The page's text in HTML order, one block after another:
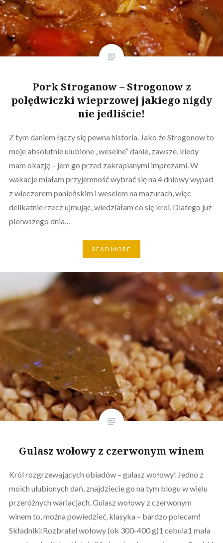
Pork Stroganow – Strogonow z
polędwiczki wieprzowej jakiego nigdy
nie jedliście!
Z tym daniem łączy się pewna historia. Jako że Strogonow to
moje absolutnie ulubione „weselne” danie, zawsze, kiedy
mam okazję – jem go przed zakrapianymi imprezami. W
wakacje miałam przyjemność wybrać się na 4 dniowy wypad
z wieczorem panieńskim i weselem na mazurach, więc
delikatnie rzecz ujmując, wiedziałam co się kroi. Dlatego już
pierwszego dnia…
READ MORE
Gulasz wołowy z czerwonym winem
Król rozgrzewających obiadów – gulasz wołowy! Jedno z
moich ulubionych dań, znajdziecie go na tym blogu w wielu
przeróżnych wariacjach. Gulasz wołowy z czerwonym
winem to, można powiedzieć, klasyka – bardzo polecam!
Składniki:Rozbratel wołowy (ok 300-400 g)1 cebula1 mała